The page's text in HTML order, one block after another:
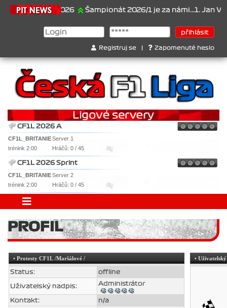
21.6.2026 Šampionát 2026/1 je za námi...1. Jan
Registruj se Zapomenuté heslo
CF1L 2026 A
CF1L_BRITANIEServer 1
trénink 2:00
Hráčů: 0 / 45
CF1L 2026 Sprint
CF1L_BRITANIEServer 2
trénink 2:00
Hráčů: 0 / 45
PROFIL
• Protesty CF1L /Maršálové /
Status: offline
Uživatelský nadpis: Administrátor
Kontakt:
n/a
•